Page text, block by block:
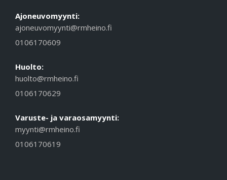
Ajoneuvomyynti:
ajoneuvomyynti@rmheino.fi
0106170609
Huolto:
huolto@rmheino.fi
0106170629
Varuste- ja varaosamyynti:
myynti@rmheino.fi
0106170619